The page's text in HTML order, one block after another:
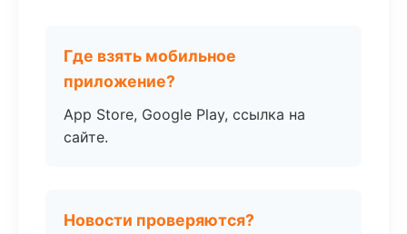
Где взять мобильное
приложение?
App Store, Google Play, ссылка на
сайте.
Новости проверяются?